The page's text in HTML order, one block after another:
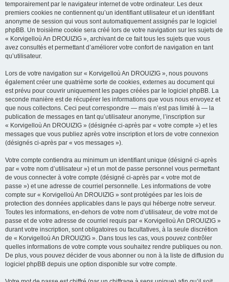
temporairement par le navigateur internet de votre ordinateur. Les deux
premiers cookies ne contiennent qu’un identifiant utilisateur et un identifiant
anonyme de session qui vous sont automatiquement assignés par le logiciel
phpBB. Un troisième cookie sera créé lors de votre navigation sur les sujets de
« Korvigelloù An DROUIZIG », archivant de ce fait tous les sujets que vous
avez consultés et permettant d’améliorer votre confort de navigation en tant
qu’utilisateur.
Lors de votre navigation sur « Korvigelloù An DROUIZIG », nous pouvons
également créer une quatrième sorte de cookies, externes au document qui
est prévu pour couvrir uniquement les pages créées par le logiciel phpBB. La
seconde manière est de récupérer les informations que vous nous envoyez et
que nous collectons. Ceci peut correspondre — mais n’est pas limité à — la
publication de messages en tant qu’utilisateur anonyme, l’inscription sur
« Korvigelloù An DROUIZIG » (désignée ci-après par « votre compte ») et les
messages que vous publiez après votre inscription et lors de votre connexion
(désignés ci-après par « vos messages »).
Votre compte contiendra au minimum un identifiant unique (désigné ci-après
par « votre nom d’utilisateur ») et un mot de passe personnel vous permettant
de vous connecter à votre compte (désigné ci-après par « votre mot de
passe ») et une adresse de courriel personnelle. Les informations de votre
compte sur « Korvigelloù An DROUIZIG » sont protégées par les lois de
protection des données applicables dans le pays qui héberge notre serveur.
Toutes les informations, en-dehors de votre nom d’utilisateur, de votre mot de
passe et de votre adresse de courriel requis par « Korvigelloù An DROUIZIG »
durant votre inscription, sont obligatoires ou facultatives, à la seule discrétion
de « Korvigelloù An DROUIZIG ». Dans tous les cas, vous pouvez contrôler
quelles informations de votre compte vous souhaitez rendre publiques ou non.
De plus, vous pouvez décider de vous abonner ou non à la liste de diffusion du
logiciel phpBB depuis une option disponible sur votre compte.